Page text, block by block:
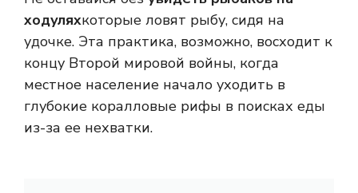
ходуляхкоторые ловят рыбу, сидя на
удочке. Эта практика, возможно, восходит к
концу Второй мировой войны, когда
местное население начало уходить в
глубокие коралловые рифы в поисках еды
из-за ее нехватки.